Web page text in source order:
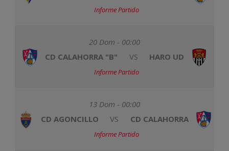
Informe Partido
20 Dom - 00:00
CD CALAHORRA "B"
VS HARO UD
Informe Partido
13 Dom - 00:00
CD AGONCILLO
VS CD CALAHORRA
Informe Partido